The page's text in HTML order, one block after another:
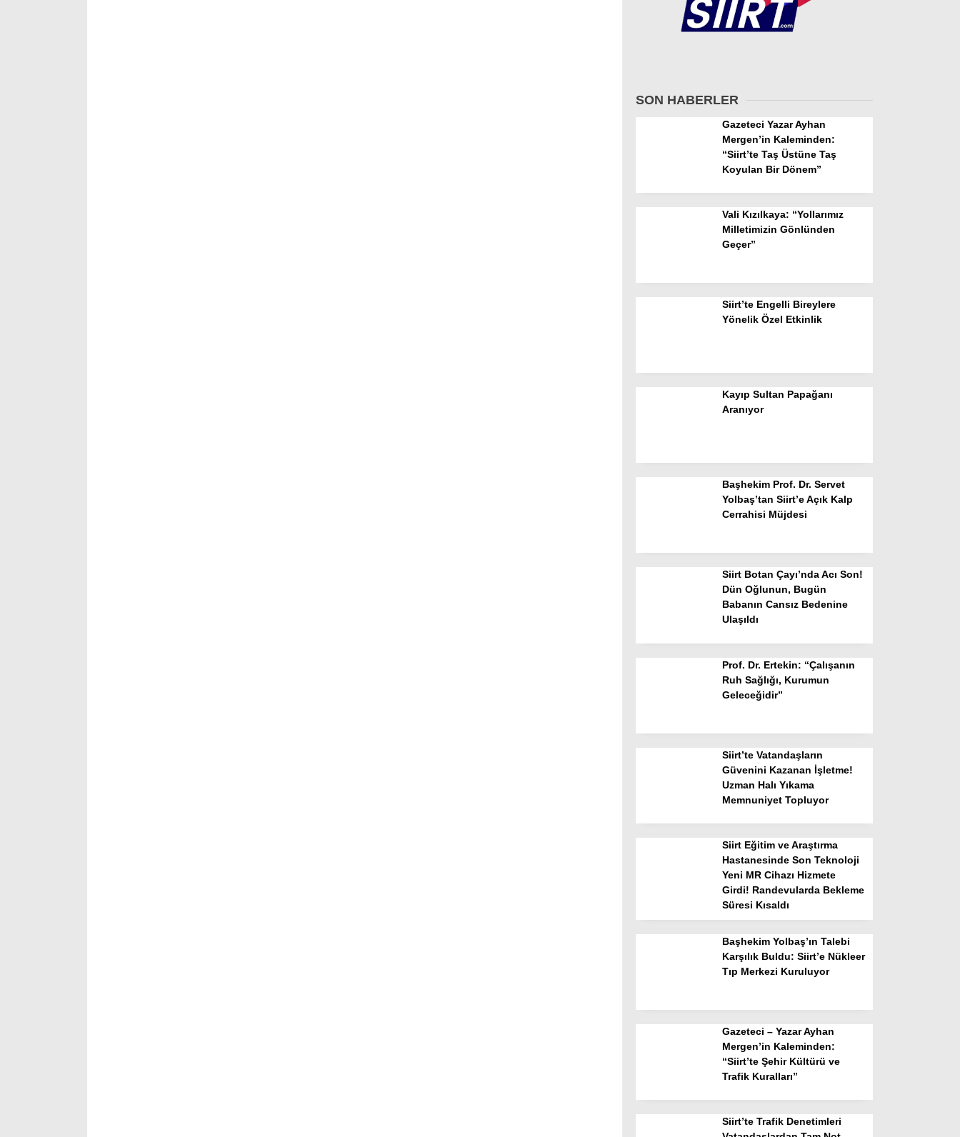
SON HABERLER
Gazeteci Yazar Ayhan
Mergen’in Kaleminden:
“Siirt’te Taş Üstüne Taş
Koyulan Bir Dönem”
Vali Kızılkaya: “Yollarımız
Milletimizin Gönlünden
Geçer”
Siirt’te Engelli Bireylere
Yönelik Özel Etkinlik
Kayıp Sultan Papağanı
Aranıyor
Başhekim Prof. Dr. Servet
Yolbaş’tan Siirt’e Açık Kalp
Cerrahisi Müjdesi
Siirt Botan Çayı’nda Acı Son!
Dün Oğlunun, Bugün
Babanın Cansız Bedenine
Ulaşıldı
Prof. Dr. Ertekin: “Çalışanın
Ruh Sağlığı, Kurumun
Geleceğidir”
Siirt’te Vatandaşların
Güvenini Kazanan İşletme!
Uzman Halı Yıkama
Memnuniyet Topluyor
Siirt Eğitim ve Araştırma
Hastanesinde Son Teknoloji
Yeni MR Cihazı Hizmete
Girdi! Randevularda Bekleme
Süresi Kısaldı
Başhekim Yolbaş’ın Talebi
Karşılık Buldu: Siirt’e Nükleer
Tıp Merkezi Kuruluyor
Gazeteci – Yazar Ayhan
Mergen’in Kaleminden:
“Siirt’te Şehir Kültürü ve
Trafik Kuralları”
Siirt’te Trafik Denetimleri